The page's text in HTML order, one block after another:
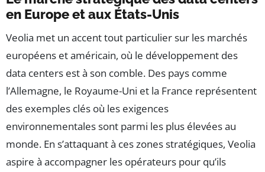
en Europe et aux États-Unis
Veolia met un accent tout particulier sur les marchés
européens et américain, où le développement des
data centers est à son comble. Des pays comme
l’Allemagne, le Royaume-Uni et la France représentent
des exemples clés où les exigences
environnementales sont parmi les plus élevées au
monde. En s’attaquant à ces zones stratégiques, Veolia
aspire à accompagner les opérateurs pour qu’ils